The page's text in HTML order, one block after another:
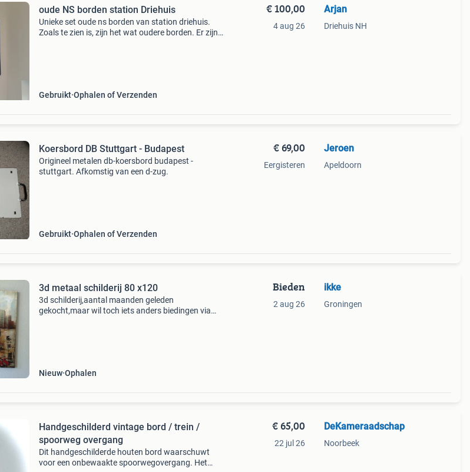
oude NS borden station Driehuis
Unieke set oude ns borden van station driehuis.
Zoals te zien is, zijn het wat oudere borden. Er zijn
Gebruikt Ophalen of Verzenden
€ 100,00
4 aug 26
Arjan
Driehuis NH
Koersbord DB Stuttgart - Budapest
Origineel metalen db-koersbord budapest -
stuttgart. Afkomstig van een d-zug.
Gebruikt Ophalen of Verzenden
€ 69,00
Eergisteren
Jeroen
Apeldoorn
3d metaal schilderij 80 x120
3d schilderij,aantal maanden geleden
gekocht,maar wil toch iets anders biedingen via
Nieuw Ophalen
Bieden
2 aug 26
ikke
Groningen
Handgeschilderd vintage bord / trein /
spoorweg overgang
Dit handgeschilderde houten bord waarschuwt
voor een onbewaakte spoorwegovergang. Het
€ 65,00
22 jul 26
DeKameraadschap
Noorbeek